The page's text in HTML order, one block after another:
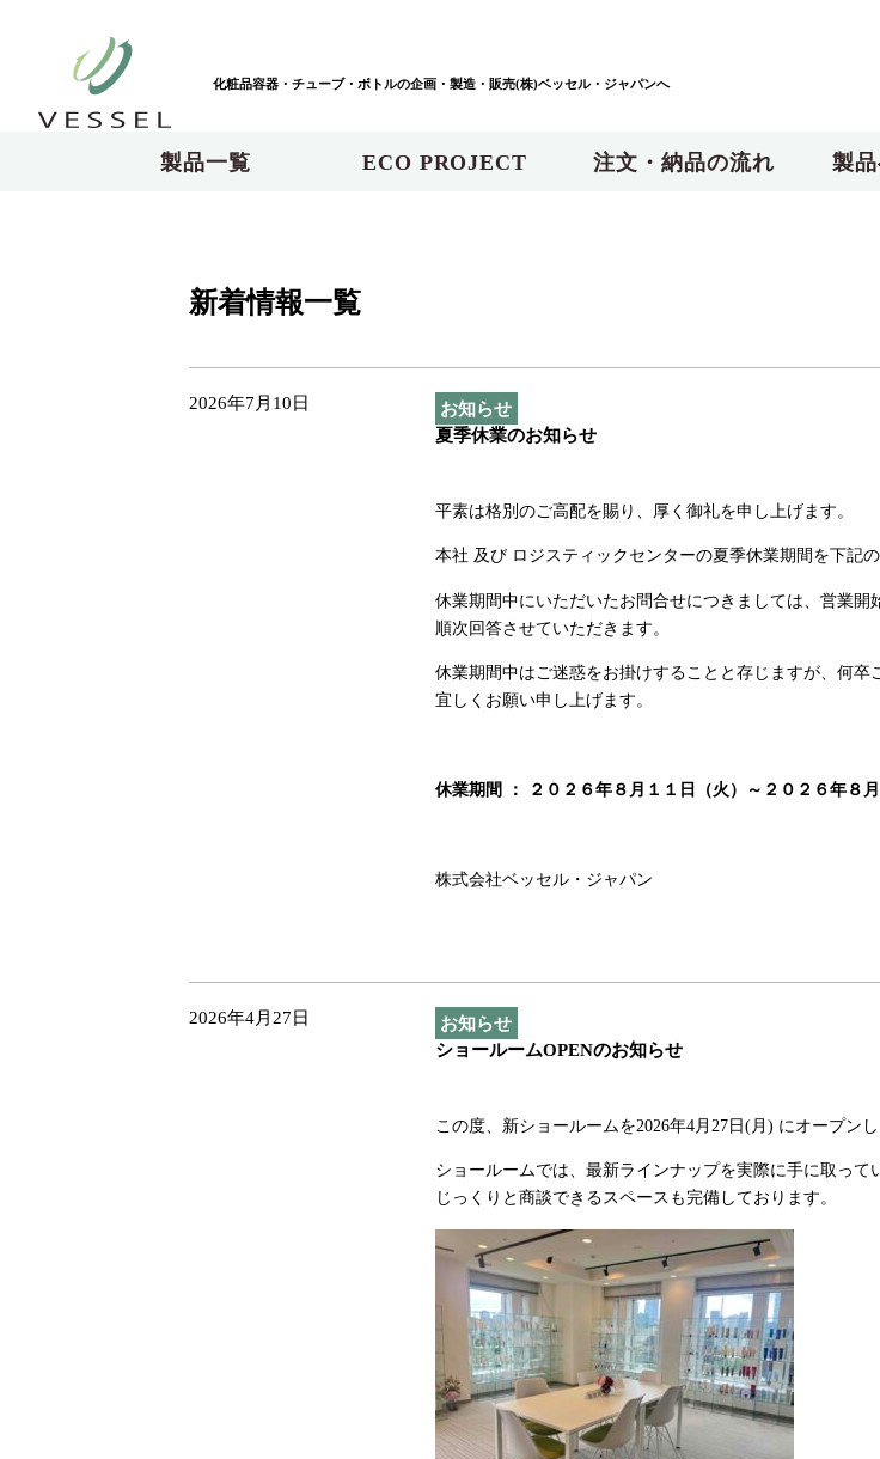
化粧品容器・チューブ・ボトルの企画・製造・販売(株)ベッセル・ジャパンへ
製品一覧 ECO PROJECT 注文・納品の流れ 製
新着情報一覧
2026年7月10日
お知らせ
夏季休業のお知らせ
平素は格別のご高配を賜り、厚く御礼を申し上げます。
本社 及び ロジスティックセンターの夏季休業期間を下記
休業期間中にいただいたお問合せにつきましては、営業開
順次回答させていただきます。
休業期間中はご迷惑をお掛けすることと存じますが、何卒
宜しくお願い申し上げます。
休業期間 ： ２０２６年８月１１日（火）～２０２６年８
株式会社ベッセル・ジャパン
2026年4月27日
お知らせ
ショールームOPENのお知らせ
この度、新ショールームを2026年4月27日(月) にオープンし
ショールームでは、最新ラインナップを実際に手に取って
じっくりと商談できるスペースも完備しております。